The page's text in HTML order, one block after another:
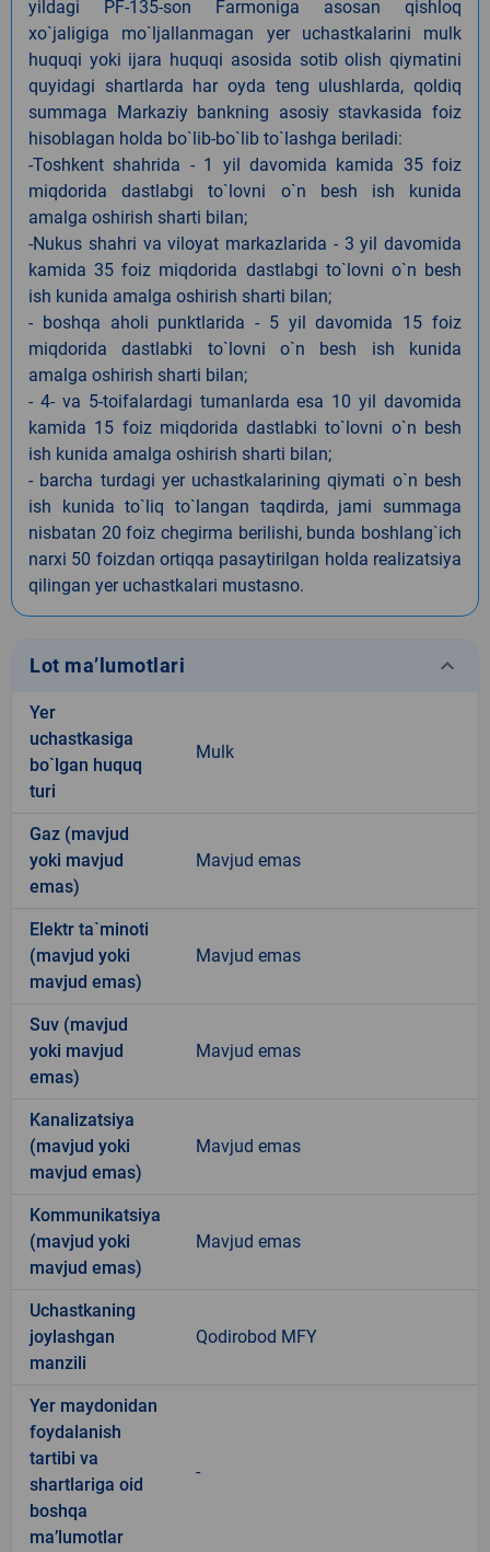
yildagi PF-135-son Farmoniga asosan qishloq
xo`jaligiga mo`ljallanmagan yer uchastkalarini mulk
huquqi yoki ijara huquqi asosida sotib olish qiymatini
quyidagi shartlarda har oyda teng ulushlarda, qoldiq
summaga Markaziy bankning asosiy stavkasida foiz
hisoblagan holda bo`lib-bo`lib to`lashga beriladi:
-Toshkent shahrida - 1 yil davomida kamida 35 foiz
miqdorida dastlabgi to`lovni o`n besh ish kunida
amalga oshirish sharti bilan;
-Nukus shahri va viloyat markazlarida - 3 yil davomida
kamida 35 foiz miqdorida dastlabgi to`lovni o`n besh
ish kunida amalga oshirish sharti bilan;
- boshqa aholi punktlarida - 5 yil davomida 15 foiz
miqdorida dastlabki to`lovni o`n besh ish kunida
amalga oshirish sharti bilan;
- 4- va 5-toifalardagi tumanlarda esa 10 yil davomida
kamida 15 foiz miqdorida dastlabki to`lovni o`n besh
ish kunida amalga oshirish sharti bilan;
- barcha turdagi yer uchastkalarining qiymati o`n besh
ish kunida to`liq to`langan taqdirda, jami summaga
nisbatan 20 foiz chegirma berilishi, bunda boshlang`ich
narxi 50 foizdan ortiqqa pasaytirilgan holda realizatsiya
qilingan yer uchastkalari mustasno.
Lot ma’lumotlari keyboard_arrow_down
Yer
uchastkasiga
bo`lgan huquq
turi
Mulk
Gaz (mavjud
yoki mavjud
emas)
Mavjud emas
Elektr ta`minoti
(mavjud yoki
mavjud emas)
Mavjud emas
Suv (mavjud
yoki mavjud
emas)
Mavjud emas
Kanalizatsiya
(mavjud yoki
mavjud emas)
Mavjud emas
Kommunikatsiya
(mavjud yoki
mavjud emas)
Mavjud emas
Uchastkaning
joylashgan
manzili
Qodirobod MFY
Yer maydonidan
foydalanish
tartibi va
shartlariga oid
boshqa
ma’lumotlar
-